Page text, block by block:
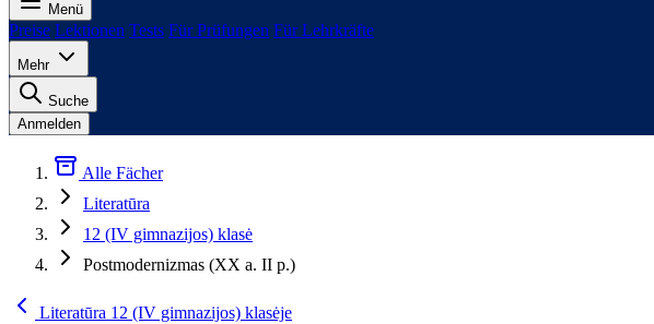
Menü
Preise Lektionen Tests Für Prüfungen Für Lehrkräfte
Mehr
Suche
Anmelden
Alle Fächer
Literatūra
12 (IV gimnazijos) klasė
Postmodernizmas (XX a. II p.)
Literatūra 12 (IV gimnazijos) klasėje